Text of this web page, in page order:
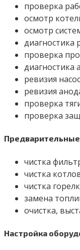
проверка
осмотр
осмотр
диагностика
проверка
диагностика
ревизия
ревизия
проверка
проверка
чистка
чистка
чистка
замена
очистка,
Настройка